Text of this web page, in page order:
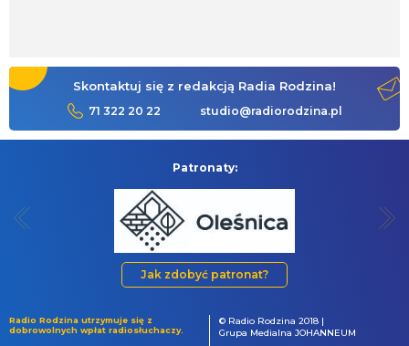
Skontaktuj się z redakcją Radia Rodzina!
71 322 20 22 studio@radiorodzina.pl
Patronaty:
Jak zdobyć patronat?
Radio Rodzina utrzymuje się z
dobrowolnych wpłat radiosłuchaczy.
© Radio Rodzina 2018 |
Grupa Medialna JOHANNEUM